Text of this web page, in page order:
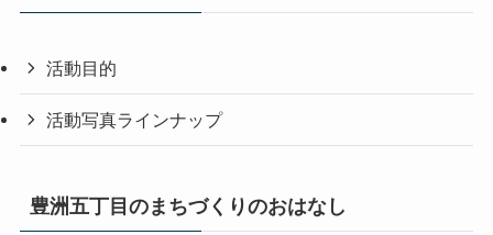
活動目的
活動写真ラインナップ
豊洲五丁目のまちづくりのおはなし